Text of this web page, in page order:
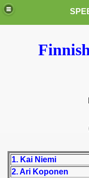
1. Kai Niemi
2. Ari Koponen
these speedway
(My speedway
Świata (World